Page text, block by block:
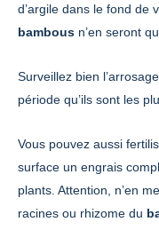
d’argile dans le fond de
bambous n’en seront
Surveillez bien
période qu’ils sont les
Vous pouvez aussi
surface un engrais
plants. Attention, n’en
racines ou rhizome du